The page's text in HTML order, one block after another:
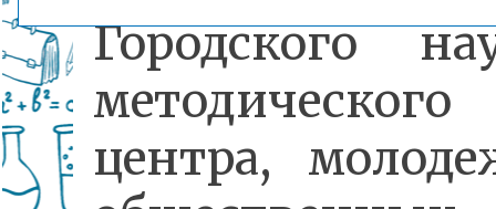
Городского
методического
центра,